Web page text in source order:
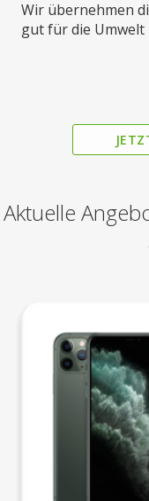
Wir übernehmen
gut für die
Aktuelle